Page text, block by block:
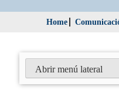
Home
Abrir menú lateral